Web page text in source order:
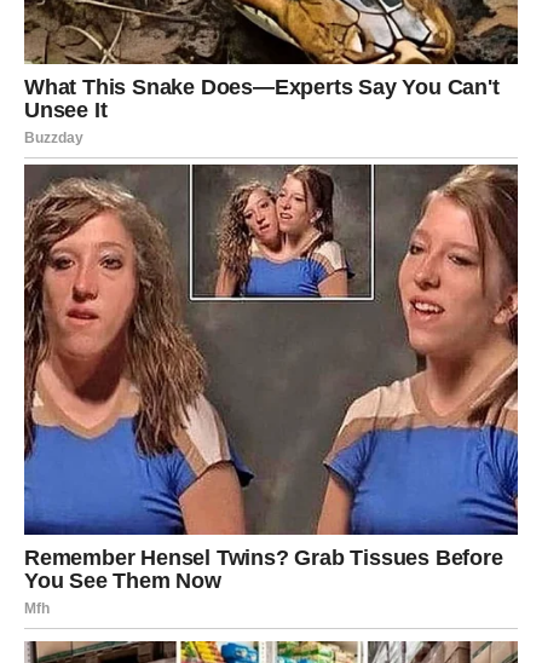
POTREBNE OSNOVNE KOMPONENTE:
Kako biste napravili iznimno nježnu pitu od jabuka, među